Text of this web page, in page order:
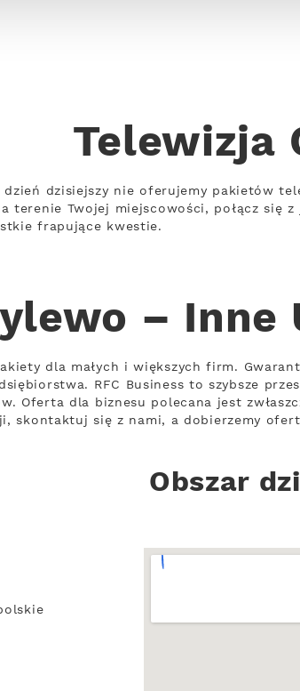
Telewizja
dzień dzisiejszy nie oferujemy pakietów
terenie Twojej miejscowości, połącz się
frapujące kwestie.
– Inne
dla małych i większych firm.
RFC Business to szybsze
Oferta dla biznesu polecana jest
skontaktuj się z nami, a dobierzemy
Obszar